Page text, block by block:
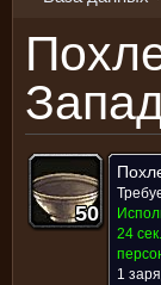
50
50
50
50
50
50
50
50
50
24
1